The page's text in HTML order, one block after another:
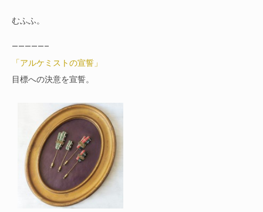
むふふ。
—————–
「アルケミストの宣誓」
目標への決意を宣誓。